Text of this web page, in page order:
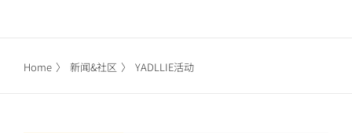
Home 新闻&社区 YADLLIE活动